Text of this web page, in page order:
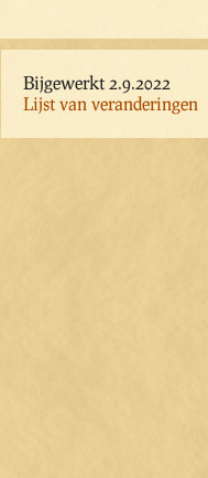
Bijgewerkt 2.9.2022
Lijst van veranderingen